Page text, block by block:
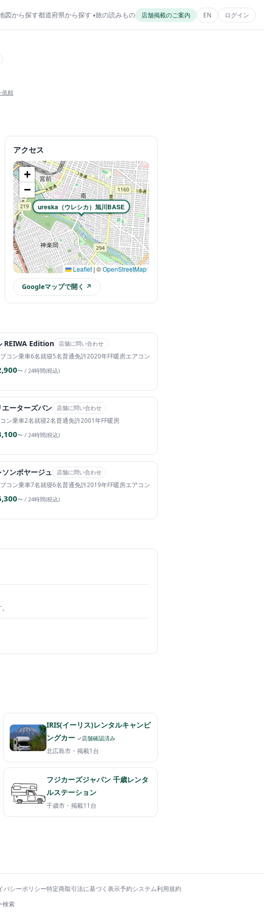
図から探す都道府県から探す 旅の読みもの 店舗掲載のご案内 EN ログイン
依頼
アクセス
ureska（ウレシカ）旭川BASE
+
−
Leaflet |©OpenStreetMap
Googleマップで開く ↗
REIWA Edition 店舗に問い合わせ
コン乗車6名就寝5名普通免許2020年FF暖房エアコン
〜 / 24時間(税込)
エーターズバン 店舗に問い合わせ
ン乗車2名就寝2名普通免許2001年FF暖房
〜 / 24時間(税込)
ソンボヤージュ 店舗に問い合わせ
コン乗車7名就寝6名普通免許2019年FF暖房エアコン
〜 / 24時間(税込)
IRIS(イーリス)レンタルキャンピ
ングカー ✓店舗確認済み
北広島市・掲載1台
フジカーズジャパン 千歳レンタ
ルステーション
千歳市・掲載11台
バシーポリシー特定商取引法に基づく表示予約システム利用規約
検索